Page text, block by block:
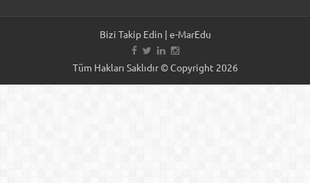
Bizi Takip Edin | e-MarEdu
Tüm Hakları Saklıdır © Copyright 2026